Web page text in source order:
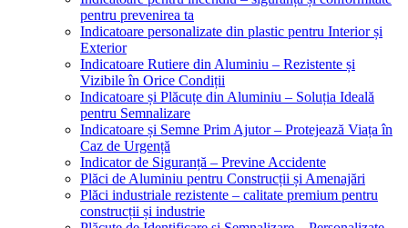
pentru prevenirea ta
Indicatoare personalizate din plastic pentru Interior și
Exterior
Indicatoare Rutiere din Aluminiu – Rezistente și
Vizibile în Orice Condiții
Indicatoare și Plăcuțe din Aluminiu – Soluția Ideală
pentru Semnalizare
Indicatoare și Semne Prim Ajutor – Protejează Viața în
Caz de Urgență
Indicator de Siguranță – Previne Accidente
Plăci de Aluminiu pentru Construcții și Amenajări
Plăci industriale rezistente – calitate premium pentru
construcții și industrie